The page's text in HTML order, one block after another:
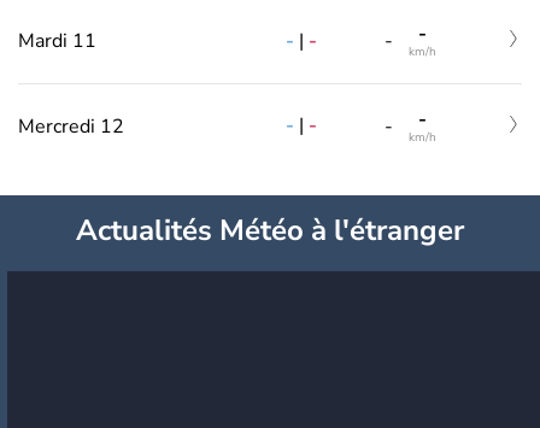
Mardi 11 - | - - -
km/h
Mercredi 12 - | - - -
km/h
Actualités Météo à l'étranger